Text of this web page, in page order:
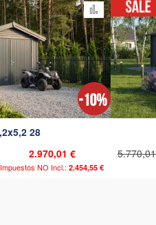
28
2.970,01 €
2.454,55 €
Añadir para